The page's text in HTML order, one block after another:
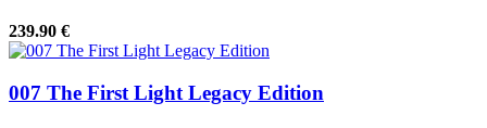
239.90 €
007 The First Light Legacy Edition